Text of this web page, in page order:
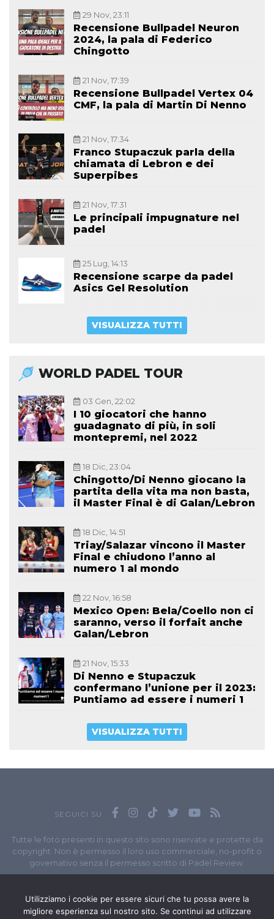
29 Nov, 23:11
Recensione Bullpadel Neuron
2024, la pala di Federico
Chingotto
21 Nov, 17:39
Recensione Bullpadel Vertex 04
CMF, la pala di Martin Di Nenno
21 Nov, 17:34
Franco Stupaczuk parla della
chiamata di Lebron e dei
Superpibes
21 Nov, 17:31
Le principali impugnature nel
padel
25 Lug, 14:13
Recensione scarpe da padel
Asics Gel Resolution
VISUALIZZA TUTTI
WORLD PADEL TOUR
03 Gen, 22:02
I 10 giocatori che hanno
guadagnato di più, in soli
montepremi, nel 2022
18 Dic, 23:04
Chingotto/Di Nenno giocano la
partita della vita ma non basta,
il Master Final è di Galan/Lebron
18 Dic, 14:51
Triay/Salazar vincono il Master
Final e chiudono l’anno al
numero 1 al mondo
22 Nov, 16:58
Mexico Open: Bela/Coello non ci
saranno, verso il forfait anche
Galan/Lebron
21 Nov, 15:33
Di Nenno e Stupaczuk
confermano l’unione per il 2023:
Puntiamo ad essere i numeri 1
VISUALIZZA TUTTI
SEGUICI SU
Tutte le foto presenti in questo sito sono riservate e protette da
copyright. Non è permesso il loro uso commerciale, no-profit o
governativo senza il permesso scritto di Padel Review.
// P.I. 11965351007
Utilizziamo i cookie per essere sicuri che tu possa avere la
migliore esperienza sul nostro sito. Se continui ad utilizzare